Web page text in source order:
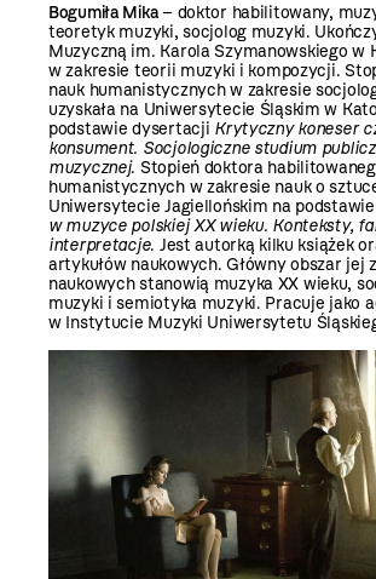
Bogumiła Mika– doktor habilitowany,
teoretyk muzyki, socjolog muzyki.
Muzyczną im. Karola Szymanowskiego w
w zakresie teorii muzyki i kompozycji.
nauk humanistycznych w zakresie
uzyskała na Uniwersytecie Śląskim w
podstawie dysertacji Krytyczny koneser
konsument. Socjologiczne studium
muzycznej. Stopień doktora
humanistycznych w zakresie nauk o
Uniwersytecie Jagiellońskim na
w muzyce polskiej XX wieku. Konteksty,
interpretacje. Jest autorką kilku książek
artykułów naukowych. Główny obszar jej
naukowych stanowią muzyka XX wieku,
muzyki i semiotyka muzyki. Pracuje jako
w Instytucie Muzyki Uniwersytetu